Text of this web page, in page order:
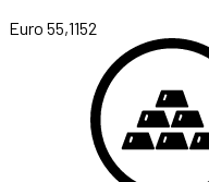
Euro 55,1152